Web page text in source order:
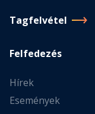
Tagfelvétel
Felfedezés
Hírek
Események